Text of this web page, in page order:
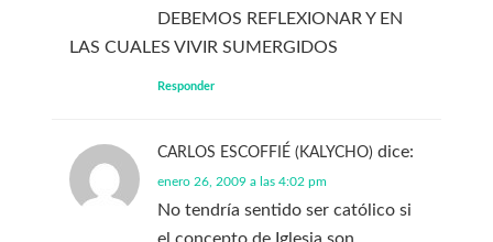
DEBEMOS REFLEXIONAR Y EN
LAS CUALES VIVIR SUMERGIDOS
Responder
CARLOS ESCOFFIÉ (KALYCHO) dice:
enero 26, 2009 a las 4:02 pm
No tendría sentido ser católico si